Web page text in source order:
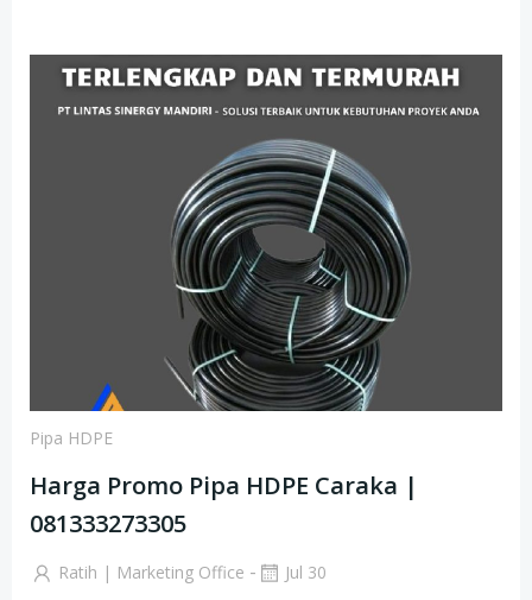
Pipa HDPE
Harga Promo Pipa HDPE Caraka |
081333273305
Ratih | Marketing Office - Jul 30